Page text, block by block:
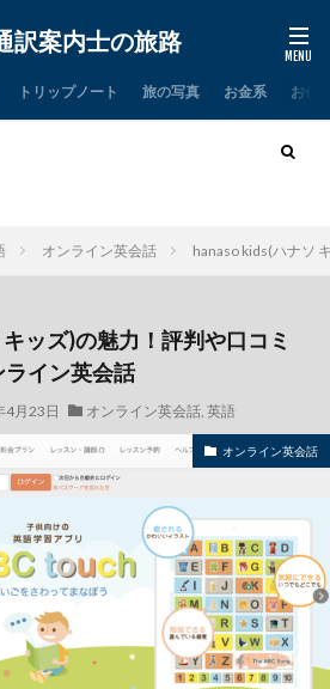
訳案内士の旅路
トリップノート 旅の写真 お金系 お仕
オンライン英会話 hanaso kids(ハナソ
ッズ)の魅力！評判や口コミ
イン英会話
4月23日 オンライン英会話, 英語
オンライン英会話